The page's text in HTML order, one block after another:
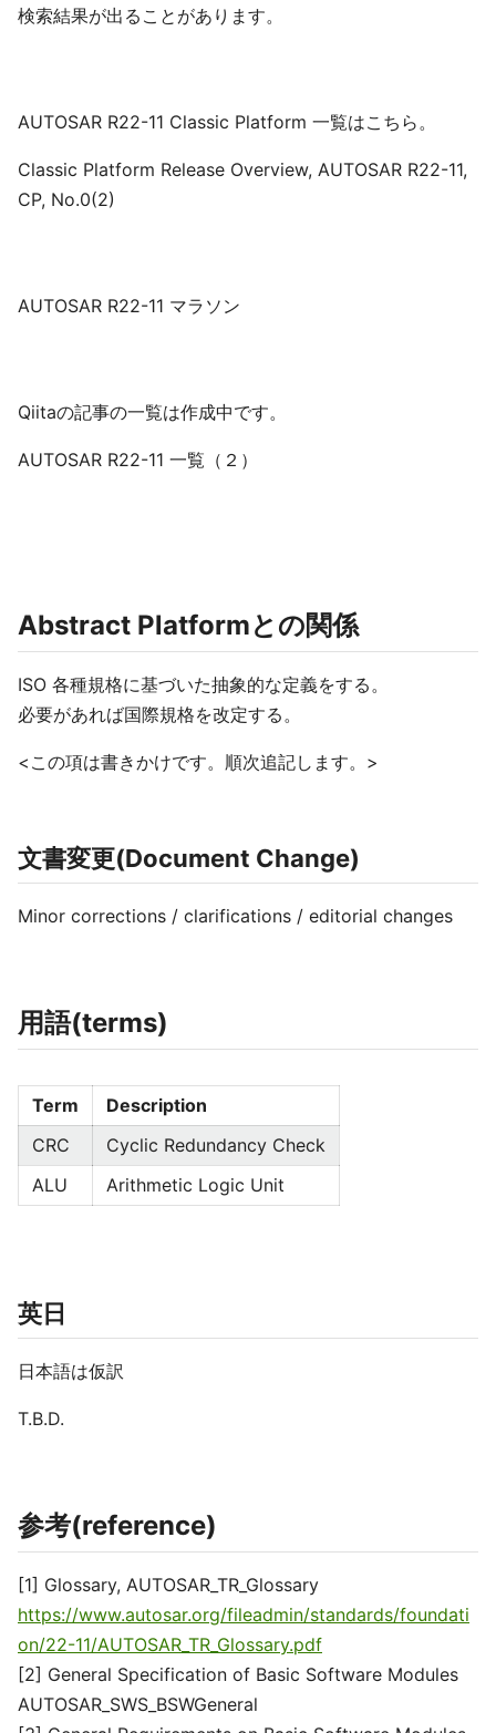
検索結果が出ることがあります。
AUTOSAR R22-11 Classic Platform 一覧はこちら。
Classic Platform Release Overview, AUTOSAR R22-11,
CP, No.0(2)
AUTOSAR R22-11 マラソン
Qiitaの記事の一覧は作成中です。
AUTOSAR R22-11 一覧（２）
Abstract Platformとの関係
ISO 各種規格に基づいた抽象的な定義をする。
必要があれば国際規格を改定する。
<この項は書きかけです。順次追記します。>
文書変更(Document Change)
Minor corrections / clarifications / editorial changes
用語(terms)
Term
Description
CRC
Cyclic Redundancy Check
ALU
Arithmetic Logic Unit
英日
日本語は仮訳
T.B.D.
参考(reference)
[1] Glossary, AUTOSAR_TR_Glossary
https://www.autosar.org/fileadmin/standards/foundati
on/22-11/AUTOSAR_TR_Glossary.pdf
[2] General Specification of Basic Software Modules
AUTOSAR_SWS_BSWGeneral